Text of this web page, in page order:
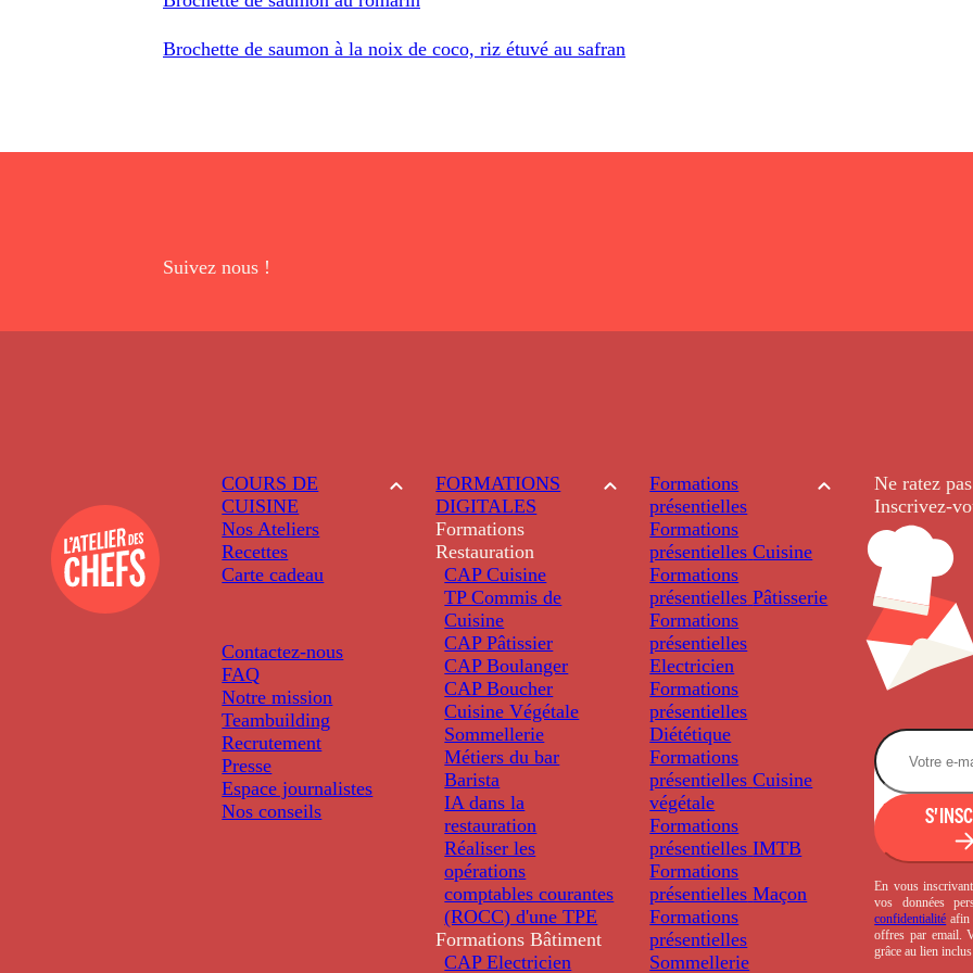
Brochette de saumon à la noix de coco, riz étuvé au safran
Suivez nous !
COURS DE
CUISINE
Nos Ateliers
Recettes
Carte cadeau
Contactez-nous
FAQ
Notre mission
Teambuilding
Recrutement
Presse
Espace journalistes
Nos conseils
FORMATIONS
DIGITALES
Formations
Restauration
CAP Cuisine
TP Commis de
Cuisine
CAP Pâtissier
CAP Boulanger
CAP Boucher
Cuisine Végétale
Sommellerie
Métiers du bar
Barista
IA dans la
restauration
Réaliser les
opérations
comptables courantes
(ROCC) d'une TPE
Formations Bâtiment
CAP Electricien
Formations
présentielles
Formations
présentielles Cuisine
Formations
présentielles Pâtisserie
Formations
présentielles
Electricien
Formations
présentielles
Diététique
Formations
présentielles Cuisine
végétale
Formations
présentielles IMTB
Formations
présentielles Maçon
Formations
présentielles
Sommellerie
Ne ratez
Inscrivez-
En vous
vos données
confidentialité afin
offres par email.
grâce au lien